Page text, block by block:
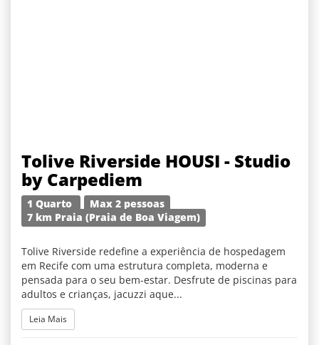
Tolive Riverside HOUSI - Studio
by Carpediem
1 Quarto
Max 2 pessoas
7 km Praia (Praia de Boa Viagem)
Tolive Riverside redefine a experiência de hospedagem
em Recife com uma estrutura completa, moderna e
pensada para o seu bem-estar. Desfrute de piscinas para
adultos e crianças, jacuzzi aque...
Leia Mais